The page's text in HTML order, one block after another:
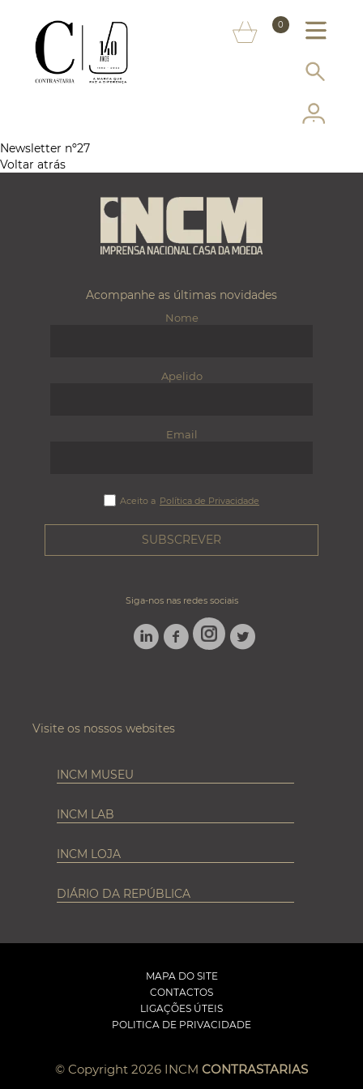
0
INFORMAÇÃO AO CONSUMIDOR
SERVIÇOS
MAIS CONTRASTARIA
LOJA ONLINE
Newsletter nº27
Voltar atrás
Acompanhe as últimas novidades
Nome
Apelido
Email
Aceito a Política de Privacidade
Siga-nos nas redes sociais
LINKEDINFACEBOOK
INSTAGRAM
TWITTER
Visite os nossos websites
INCM MUSEU
INCM LAB
INCM LOJA
DIÁRIO DA REPÚBLICA
MAPA DO SITE
CONTACTOS
LIGAÇÕES ÚTEIS
POLITICA DE PRIVACIDADE
© Copyright 2026 INCM CONTRASTARIAS